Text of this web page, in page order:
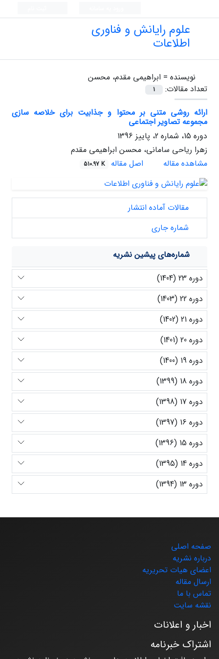
علوم رایانش و فناوری
اطلاعات
نویسنده = ابراهیمی مقدم، محسن
تعداد مقالات:
1
ارائه روشی متنی بر محتوا و جذابیت برای خلاصه سازی
مجموعه تصاویر اجتماعی
دوره 15، شماره 2، پاییز 1396
زهرا ریاحی سامانی، محسن ابراهیمی مقدم
مشاهده مقاله
اصل مقاله 510.97 K
مقالات آماده انتشار
شماره جاری
شماره‌های پیشین نشریه
دوره 23 (1404)
دوره 22 (1403)
دوره 21 (1402)
دوره 20 (1401)
دوره 19 (1400)
دوره 18 (1399)
دوره 17 (1398)
دوره 16 (1397)
دوره 15 (1396)
دوره 14 (1395)
دوره 13 (1394)
صفحه اصلی
درباره نشریه
اعضای هیات تحریریه
ارسال مقاله
تماس با ما
نقشه سایت
اخبار و اعلانات
اشتراک خبرنامه